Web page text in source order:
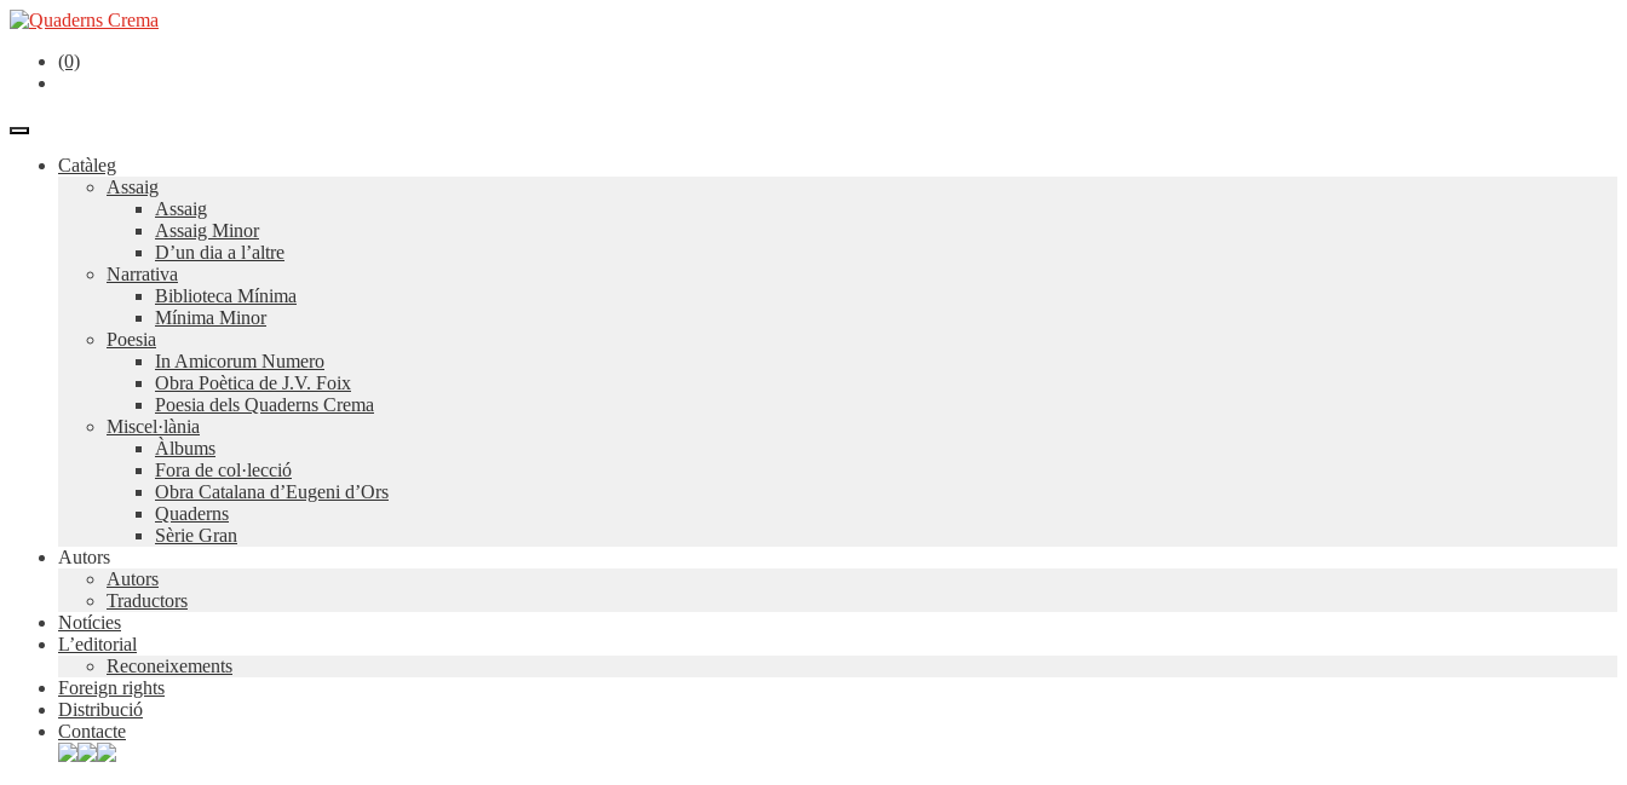
(0)
Catàleg
Assaig
Assaig
Assaig Minor
D’un dia a l’altre
Narrativa
Biblioteca Mínima
Mínima Minor
Poesia
In Amicorum Numero
Obra Poètica de J.V. Foix
Poesia dels Quaderns Crema
Miscel·lània
Àlbums
Fora de col·lecció
Obra Catalana d’Eugeni d’Ors
Quaderns
Sèrie Gran
Autors
Autors
Traductors
Notícies
L’editorial
Reconeixements
Foreign rights
Distribució
Contacte